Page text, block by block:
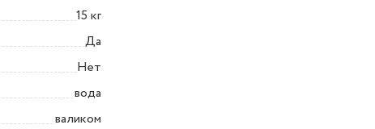
15 кг
Да
Нет
вода
валиком